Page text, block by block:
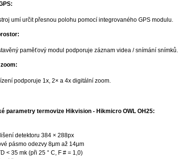
umí určit přesnou polohu pomocí integrovaného GPS modulu.
paměťový modul podporuje záznam videa / snímání snímků.
podporuje 1x, 2× a 4x digitální zoom.
parametry termovize Hikvision - Hikmicro OWL OH25:
detektoru 384 × 288px
pásmo odezvy 8μm až 14μm
< 35 mk (při 25 ° C, F # = 1,0)